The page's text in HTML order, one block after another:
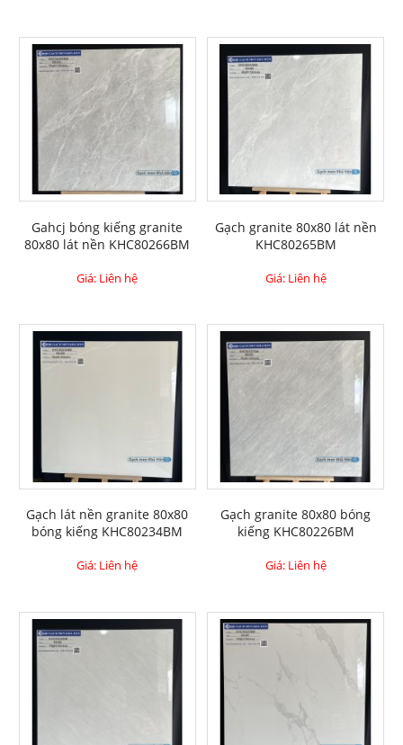
Gahcj bóng kiếng granite
80x80 lát nền KHC80266BM
Giá: Liên hệ
Gạch granite 80x80 lát nền
KHC80265BM
Giá: Liên hệ
Gạch lát nền granite 80x80
bóng kiếng KHC80234BM
Giá: Liên hệ
Gạch granite 80x80 bóng
kiếng KHC80226BM
Giá: Liên hệ